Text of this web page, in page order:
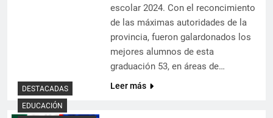
escolar 2024. Con el reconcimiento
de las máximas autoridades de la
provincia, fueron galardonados los
mejores alumnos de esta
graduación 53, en áreas de…
Leer más
DESTACADAS
EDUCACIÓN